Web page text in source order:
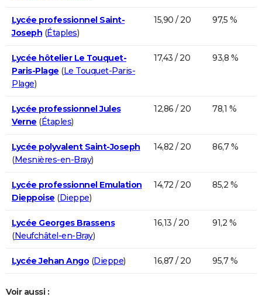
Lycée professionnel Saint-
Joseph (Étaples)
15,90 / 20 97,5 %
Lycée hôtelier Le Touquet-
Paris-Plage (Le Touquet-Paris-
Plage)
17,43 / 20 93,8 %
Lycée professionnel Jules
Verne (Étaples)
12,86 / 20 78,1 %
Lycée polyvalent Saint-Joseph
(Mesnières-en-Bray)
14,82 / 20 86,7 %
Lycée professionnel Emulation
Dieppoise (Dieppe)
14,72 / 20 85,2 %
Lycée Georges Brassens
(Neufchâtel-en-Bray)
16,13 / 20 91,2 %
Lycée Jehan Ango (Dieppe) 16,87 / 20 95,7 %
Voir aussi :